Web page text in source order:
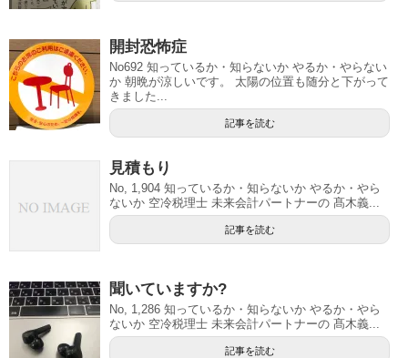
開封恐怖症
No692 知っているか・知らないか やるか・やらない
か 朝晩が涼しいです。 太陽の位置も随分と下がって
きました...
記事を読む
見積もり
No, 1,904 知っているか・知らないか やるか・やら
ないか 空冷税理士 未来会計パートナーの 髙木義...
記事を読む
聞いていますか?
No, 1,286 知っているか・知らないか やるか・やら
ないか 空冷税理士 未来会計パートナーの 髙木義...
記事を読む